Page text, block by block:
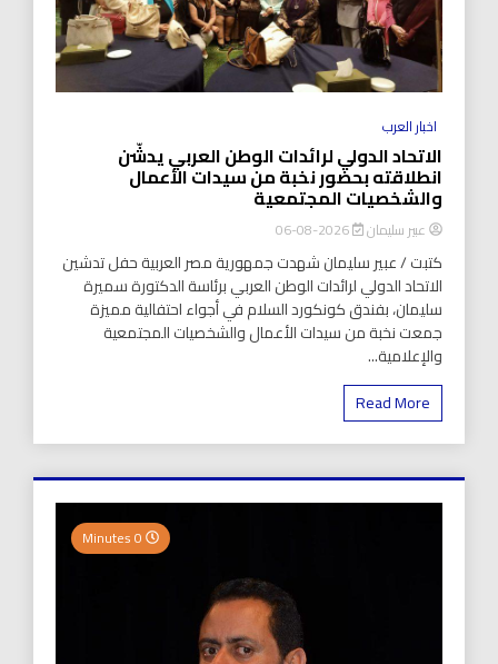
اخبار العرب
الاتحاد الدولي لرائدات الوطن العربي يدشّن
انطلاقته بحضور نخبة من سيدات الأعمال
والشخصيات المجتمعية
عبير سليمان 2026-08-06
كتبت / عبير سليمان شهدت جمهورية مصر العربية حفل تدشين
الاتحاد الدولي لرائدات الوطن العربي برئاسة الدكتورة سميرة
سليمان، بفندق كونكورد السلام في أجواء احتفالية مميزة
جمعت نخبة من سيدات الأعمال والشخصيات المجتمعية
والإعلامية...
Read More